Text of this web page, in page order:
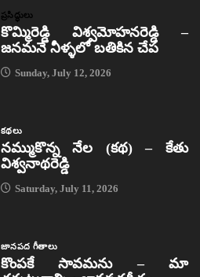
ప్రసిద్ధులు
కొమ్మిరెడ్డి విశ్వమోహనరెడ్డి –
జనమనే నీళ్ళలో బతికిన చేప
Sunday, July 12, 2026
కథలు
నమ్ముకొన్న నేల (కథ) – కేతు
విశ్వనాథరెడ్డి
Saturday, July 11, 2026
జానపద గీతాలు
కొంపకే సావమను – మా